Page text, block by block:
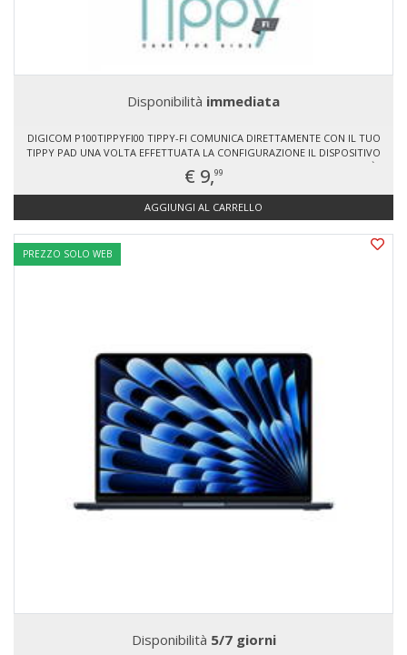
Disponibilità immediata
DIGICOM P100TIPPYFI00 TIPPY-FI COMUNICA DIRETTAMENTE CON IL TUO
TIPPY PAD UNA VOLTA EFFETTUATA LA CONFIGURAZIONE IL DISPOSITIVO
SI CONNETTE AL PAD SUL SEGGIOLINO DELLA TUA. AUTO E NON HAI PIÙ
BISOGNO DELLO SMARTPHONE PER SEGNALARE LE EMERGENZE. TIPPY-FI
SI
€ 9,99
AGGIUNGI AL CARRELLO
PREZZO SOLO WEB
Disponibilità 5/7 giorni